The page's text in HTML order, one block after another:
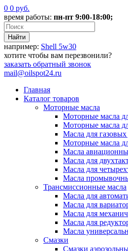
0 0 руб.
время работы: пн-пт 9:00-18:00;
например: Shell 5w30
хотите чтобы вам перезвонили?
заказать обратный звонок
mail@oilspot24.ru
Главная
Каталог товаров
Моторные масла
Моторные масла
Моторные масла
Масла для газовых
Моторные масла
Масла
Масла для
Масла для
Масла
Трансмиссионные масла
Масла для
Масла для
Масла для
Масла для
Масла
Cмазки
Смазки